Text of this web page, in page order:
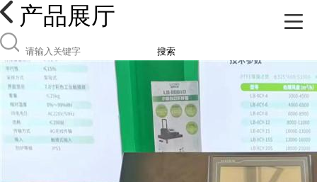
产品展厅
搜索